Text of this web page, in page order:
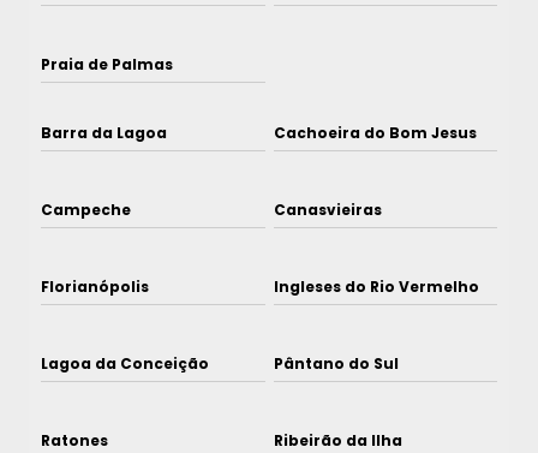
Praia de Palmas
Barra da Lagoa Cachoeira do Bom Jesus
Campeche Canasvieiras
Florianópolis Ingleses do Rio Vermelho
Lagoa da Conceição Pântano do Sul
Ratones Ribeirão da Ilha